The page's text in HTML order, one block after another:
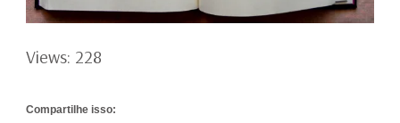
Views: 228
Compartilhe isso: